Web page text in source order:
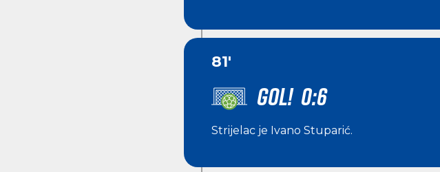
81'
GOL! 0:6
Strijelac je Ivano Stuparić.